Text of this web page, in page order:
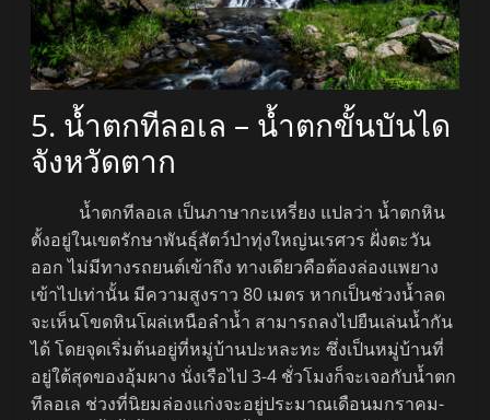
5. น้ำตกทีลอเล – น้ำตกขั้นบันได
จังหวัดตาก
น้ำตกทีลอเล เป็นภาษากะเหรี่ยง แปลว่า น้ำตกหิน
ตั้งอยู่ในเขตรักษาพันธุ์สัตว์ป่าทุ่งใหญ่นเรศวร ฝั่งตะวัน
ออก ไม่มีทางรถยนต์เข้าถึง ทางเดียวคือต้องล่องแพยาง
เข้าไปเท่านั้น มีความสูงราว 80 เมตร หากเป็นช่วงน้ำลด
จะเห็นโขดหินโผล่เหนือลำน้ำ สามารถลงไปยืนเล่นน้ำกัน
ได้ โดยจุดเริ่มต้นอยู่ที่หมู่บ้านปะหละทะ ซึ่งเป็นหมู่บ้านที่
อยู่ใต้สุดของอุ้มผาง นั่งเรือไป 3-4 ชั่วโมงก็จะเจอกับน้ำตก
ทีลอเล ช่วงที่นิยมล่องแก่งจะอยู่ประมาณเดือนมกราคม-